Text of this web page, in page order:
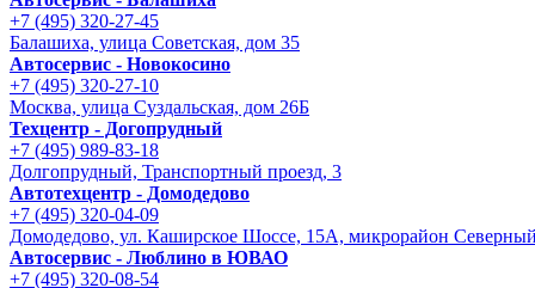
+7 (495) 320-27-45
Балашиха, улица Советская, дом 35
Автосервис - Новокосино
+7 (495) 320-27-10
Москва, улица Суздальская, дом 26Б
Техцентр - Догопрудный
+7 (495) 989-83-18
Долгопрудный, Транспортный проезд, 3
Автотехцентр - Домодедово
+7 (495) 320-04-09
Домодедово, ул. Каширское Шоссе, 15А, микрорайон
Автосервис - Люблино в ЮВАО
+7 (495) 320-08-54